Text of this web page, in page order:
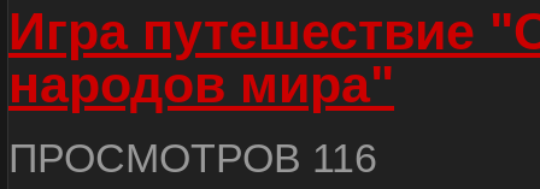
Игра путешествие
народов мира"
ПРОСМОТРОВ 116